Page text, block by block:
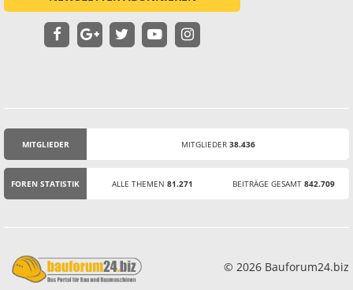
MITGLIEDER MITGLIEDER 38.436
FOREN STATISTIK ALLE THEMEN 81.271 BEITRÄGE GESAMT 842.709
© 2026 Bauforum24.biz